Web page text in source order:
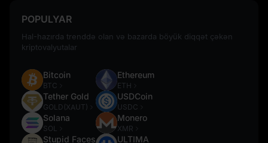
POPULYAR
Hal-hazırda trenddə olan və bazarda böyük diqqət çəkən
kriptovalyutalar
Bitcoin
BTC
Tether Gold
GOLD(XAUT)
Solana
SOL
Stupid Faces
Ethereum
ETH
USDCoin
USDC
Monero
XMR
ULTIMA